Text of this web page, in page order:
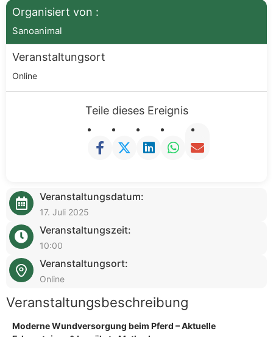
Organisiert von :
Sanoanimal
Veranstaltungsort
Online
Teile dieses Ereignis
Veranstaltungsdatum:
17. Juli 2025
Veranstaltungszeit:
10:00
Veranstaltungsort:
Online
Veranstaltungsbeschreibung
Moderne Wundversorgung beim Pferd – Aktuelle